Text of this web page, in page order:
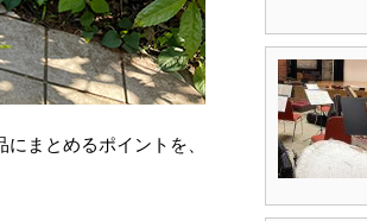
まとめるポイントを、